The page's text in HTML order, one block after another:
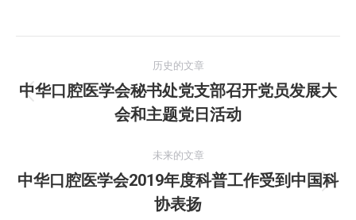
章
历史的文章
历
史
文
章：
中华口腔医学会秘书处党支部召开党员发展大
会和主题党日活动
未来的文章
未
来
中华口腔医学会2019年度科普工作受到中国科
协表扬